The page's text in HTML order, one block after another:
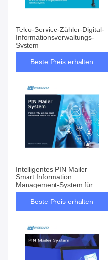
Telco-Service-Zähler-Digital-
Informationsverwaltungs-
System
Beste Preis erhalten
Intelligentes PIN Mailer
Smart Information
Management-System für
sicheres Drucken
Beste Preis erhalten